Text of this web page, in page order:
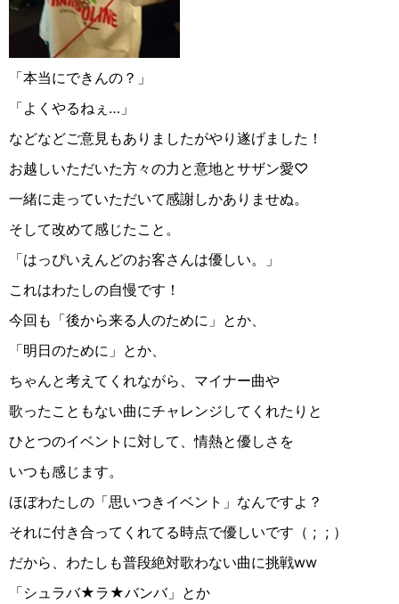
「本当にできんの？」
「よくやるねぇ…」
などなどご意見もありましたがやり遂げました！
お越しいただいた方々の力と意地とサザン愛♡
一緒に走っていただいて感謝しかありませぬ。
そして改めて感じたこと。
「はっぴいえんどのお客さんは優しい。」
これはわたしの自慢です！
今回も「後から来る人のために」とか、
「明日のために」とか、
ちゃんと考えてくれながら、マイナー曲や
歌ったこともない曲にチャレンジしてくれたりと
ひとつのイベントに対して、情熱と優しさを
いつも感じます。
ほぼわたしの「思いつきイベント」なんですよ？
それに付き合ってくれてる時点で優しいです（ ; ; ）
だから、わたしも普段絶対歌わない曲に挑戦ww
「シュラバ★ラ★バンバ」とか